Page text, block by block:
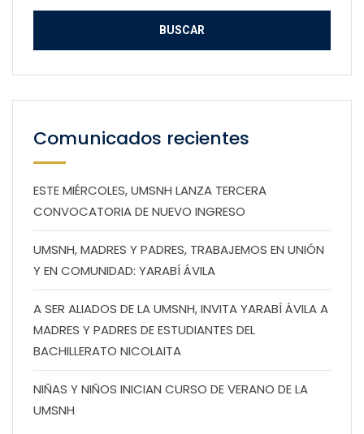
Comunicados recientes
ESTE MIÉRCOLES, UMSNH LANZA TERCERA
CONVOCATORIA DE NUEVO INGRESO
UMSNH, MADRES Y PADRES, TRABAJEMOS EN UNIÓN
Y EN COMUNIDAD: YARABÍ ÁVILA
A SER ALIADOS DE LA UMSNH, INVITA YARABÍ ÁVILA A
MADRES Y PADRES DE ESTUDIANTES DEL
BACHILLERATO NICOLAITA
NIÑAS Y NIÑOS INICIAN CURSO DE VERANO DE LA
UMSNH